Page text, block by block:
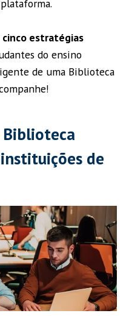
cinco estratégias
do ensino
de uma Biblioteca
Biblioteca
de